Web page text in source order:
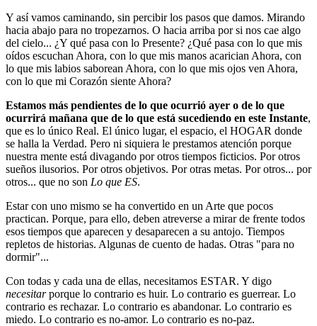
Y así vamos caminando, sin percibir los pasos que damos. Mirando
hacia abajo para no tropezarnos. O hacia arriba por si nos cae algo
del cielo... ¿Y qué pasa con lo Presente? ¿Qué pasa con lo que mis
oídos escuchan Ahora, con lo que mis manos acarician Ahora, con
lo que mis labios saborean Ahora, con lo que mis ojos ven Ahora,
con lo que mi Corazón siente Ahora?
Estamos más pendientes de lo que ocurrió ayer o de lo que
ocurrirá mañana que de lo que está sucediendo en este Instante,
que es lo único Real. El único lugar, el espacio, el HOGAR donde
se halla la Verdad. Pero ni siquiera le prestamos atención porque
nuestra mente está divagando por otros tiempos ficticios. Por otros
sueños ilusorios. Por otros objetivos. Por otras metas. Por otros... por
otros... que no son Lo que ES.
Estar con uno mismo se ha convertido en un Arte que pocos
practican. Porque, para ello, deben atreverse a mirar de frente todos
esos tiempos que aparecen y desaparecen a su antojo. Tiempos
repletos de historias. Algunas de cuento de hadas. Otras "para no
dormir"...
Con todas y cada una de ellas, necesitamos ESTAR. Y digo
necesitarporque lo contrario es huir. Lo contrario es guerrear. Lo
contrario es rechazar. Lo contrario es abandonar. Lo contrario es
miedo. Lo contrario es no-amor. Lo contrario es no-paz.